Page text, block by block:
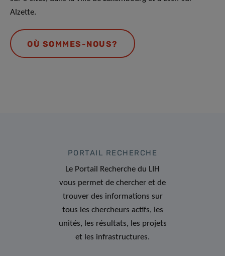
Alzette.
OÙ SOMMES-NOUS?
PORTAIL RECHERCHE
Le Portail Recherche du LIH
vous permet de chercher et de
trouver des informations sur
tous les chercheurs actifs, les
unités, les résultats, les projets
et les infrastructures.